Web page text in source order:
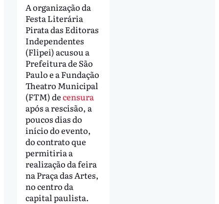
A organização da
Festa Literária
Pirata das Editoras
Independentes
(Flipei) acusou a
Prefeitura de São
Paulo e a Fundação
Theatro Municipal
(FTM) decensura
após a rescisão, a
poucos dias do
início do evento,
do contrato que
permitiria a
realização da feira
na Praça das Artes,
no centro da
capital paulista.